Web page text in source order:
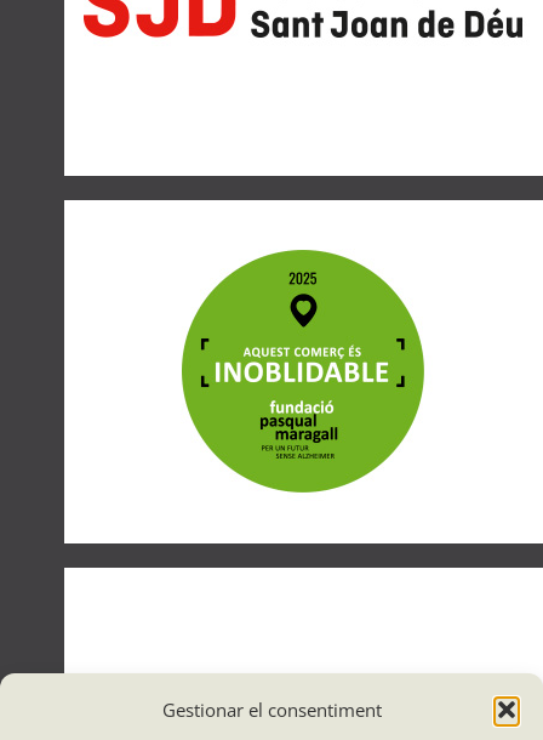
Gestionar el consentiment